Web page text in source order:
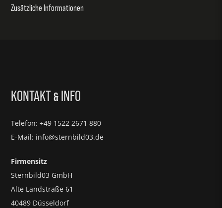
Zusätzliche Informationen
KONTAKT& INFO
Telefon: +49 1522 2671 880
E-Mail: info@sternbild03.de
Firmensitz
Sternbild03 GmbH
Alte Landstraße 61
40489 Düsseldorf